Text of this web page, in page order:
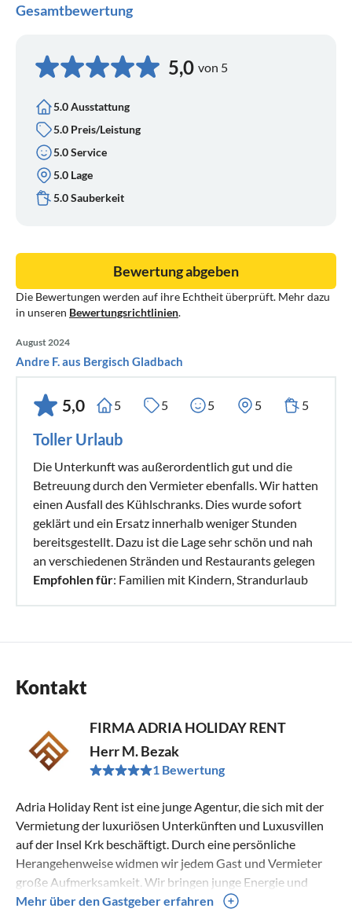
Gesamtbewertung
5,0 von 5
5.0 Ausstattung
5.0 Preis/Leistung
5.0 Service
5.0 Lage
5.0 Sauberkeit
Die Bewertungen werden auf ihre Echtheit überprüft. Mehr dazu
in unseren Bewertungsrichtlinien.
Bewertung abgeben
August 2024
Andre F. aus Bergisch Gladbach
5,0 5 5 5 5 5
Toller Urlaub
Die Unterkunft was außerordentlich gut und die
Betreuung durch den Vermieter ebenfalls. Wir hatten
einen Ausfall des Kühlschranks. Dies wurde sofort
geklärt und ein Ersatz innerhalb weniger Stunden
bereitsgestellt. Dazu ist die Lage sehr schön und nah
an verschiedenen Stränden und Restaurants gelegen
Empfohlen für: Familien mit Kindern, Strandurlaub
Kontakt
FIRMA ADRIA HOLIDAY RENT
Herr M. Bezak
1 Bewertung
Adria Holiday Rent ist eine junge Agentur, die sich mit der
Vermietung der luxuriösen Unterkünften und Luxusvillen
auf der Insel Krk beschäftigt. Durch eine persönliche
Herangehenweise widmen wir jedem Gast und Vermieter
große Aufmerksamkeit. Wir bringen junge Energie und
moderne Einstellung in dieses touristische Segment .
Mehr über den Gastgeber erfahren